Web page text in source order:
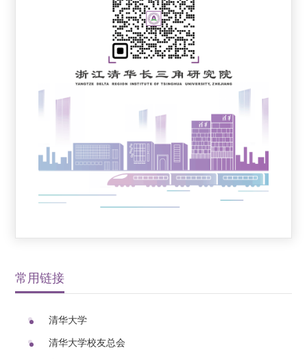
常用链接
清华大学
清华大学校友总会